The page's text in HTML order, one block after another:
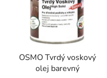
OSMO Tvrdý voskový
olej barevný